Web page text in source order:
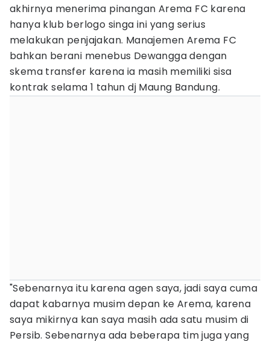
akhirnya menerima pinangan Arema FC karena
hanya klub berlogo singa ini yang serius
melakukan penjajakan. Manajemen Arema FC
bahkan berani menebus Dewangga dengan
skema transfer karena ia masih memiliki sisa
kontrak selama 1 tahun dj Maung Bandung.
"Sebenarnya itu karena agen saya, jadi saya cuma
dapat kabarnya musim depan ke Arema, karena
saya mikirnya kan saya masih ada satu musim di
Persib. Sebenarnya ada beberapa tim juga yang